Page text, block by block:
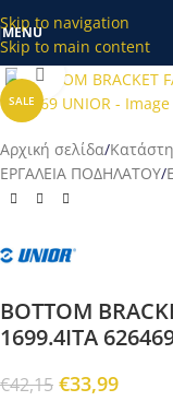
Skip to navigation
Skip to main content
κατάστημα το
μετά τις 28/7!
MENU
SALE
Προβολή
Αρχική σελίδα/
ΕΡΓΑΛΕΙΑ ΠΟΔΗΛΑΤΟΥ/
BOTTOM
1699.4ITA
€42,15 €33,99